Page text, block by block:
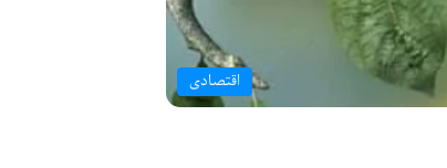
اقتصادی